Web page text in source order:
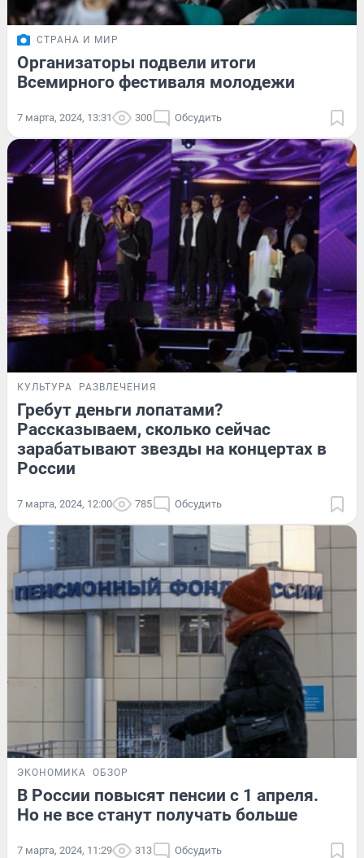
СТРАНА И МИР
Организаторы подвели итоги
Всемирного фестиваля молодежи
7 марта, 2024, 13:31 300 Обсудить
КУЛЬТУРА РАЗВЛЕЧЕНИЯ
Гребут деньги лопатами?
Рассказываем, сколько сейчас
зарабатывают звезды на концертах в
России
7 марта, 2024, 12:00 785 Обсудить
ЭКОНОМИКА ОБЗОР
В России повысят пенсии с 1 апреля.
Но не все станут получать больше
7 марта, 2024, 11:29 313 Обсудить